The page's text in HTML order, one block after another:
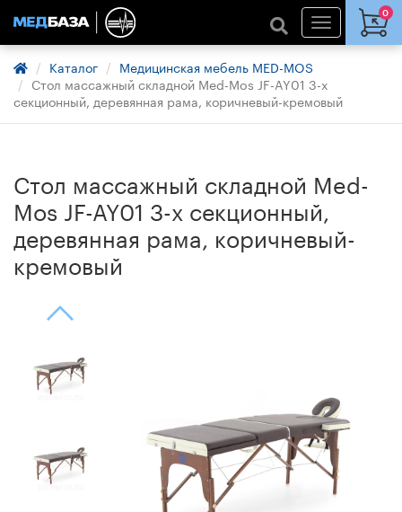
0
Каталог
Медицинская мебель MED-MOS
Стол массажный складной Med-Mos JF-AY01 3-х
секционный, деревянная рама, коричневый-кремовый
Стол массажный складной Med-
Mos JF-AY01 3-х секционный,
деревянная рама, коричневый-
кремовый